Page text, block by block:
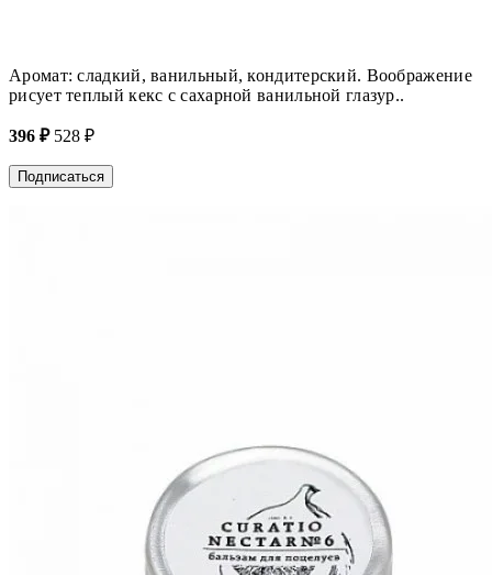
Аромат: сладкий, ванильный, кондитерский. Воображение
рисует теплый кекс с сахарной ванильной глазур..
396 ₽ 528 ₽
Подписаться